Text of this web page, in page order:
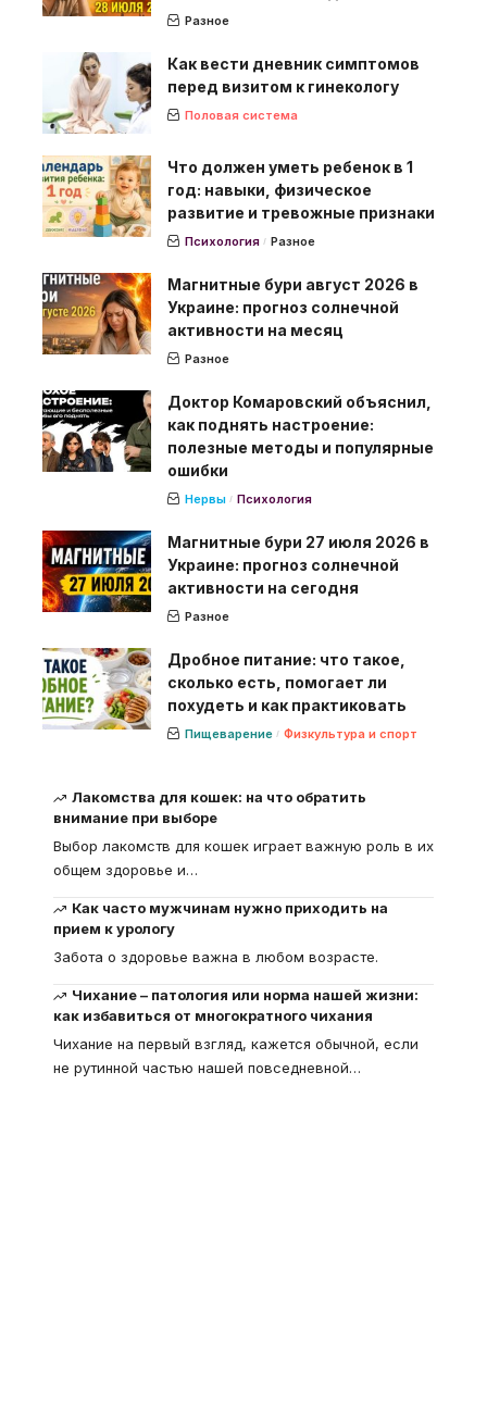
Разное
Как вести дневник симптомов
перед визитом к гинекологу
Половая система
Что должен уметь ребенок в 1
год: навыки, физическое
развитие и тревожные признаки
Психология Разное
Магнитные бури август 2026 в
Украине: прогноз солнечной
активности на месяц
Разное
Доктор Комаровский объяснил,
как поднять настроение:
полезные методы и популярные
ошибки
Нервы Психология
Магнитные бури 27 июля 2026 в
Украине: прогноз солнечной
активности на сегодня
Разное
Дробное питание: что такое,
сколько есть, помогает ли
похудеть и как практиковать
Пищеварение Физкультура и спорт
Лакомства для кошек: на что обратить
внимание при выборе
Выбор лакомств для кошек играет важную роль в их
общем здоровье и…
Как часто мужчинам нужно приходить на
прием к урологу
Забота о здоровье важна в любом возрасте.
Чихание – патология или норма нашей жизни:
как избавиться от многократного чихания
Чихание на первый взгляд, кажется обычной, если
не рутинной частью нашей повседневной…